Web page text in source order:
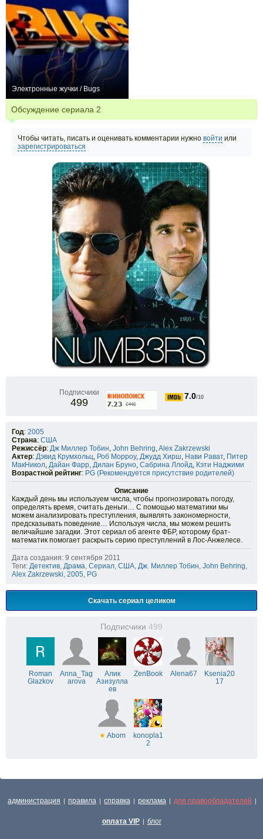
Электронные жучки / Bugs
Обсуждение сериала 2
Чтобы читать, писать и оценивать комментарии нужно войти или
зарегистрироваться
Подписчики
499
7.0/10
Год: 2005
Страна: США
Режиссёр: Дж Миллер Тобин, John Behring,Alex Zakrzewski
Актер: Дэвид Крумхольц, Роб Морроу, Джудд Хирш, Нави Рават, Питер
МакНикол, Дайан Фарр, Дилан Бруно, Сабрина Ллойд, Кэти Наджими
Возрастной рейтинг: PG (Рекомендуется присутствие родителей)
Описание
Каждый день мы используем числа, чтобы прогнозировать погоду,
определять время, считать деньги… С помощью математики мы
можем анализировать преступления, выявлять закономерности,
предсказывать поведение… Используя числа, мы можем решить
величайшие загадки. Этот сериал об агенте ФБР, которому брат-
математик помогает раскрыть серию преступлений в Лос-Анжелесе.
Дата создания: 9 сентября 2011
Теги: Детектив, Драма, Сериал, США, Дж. Миллер Тобин, John Behring,
Alex Zakrzewski, 2005, PG
Скачать сериал целиком
Подписчики 499
Roman
Glazkov
Anna_Tag
arova
Алик
Азизулла
ев
ZenBook Alena67
Ksenia20
17
★ Abom
konopla1
2
администрация | правила | справка | реклама | для правообладателей |
оплата VIP | блог